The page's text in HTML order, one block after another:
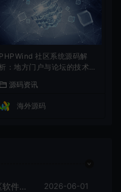
PHPWind 社区系统源码解
：地方门户与论坛的技术实
源码资讯
海外源码
唯美2026新版星域社区开源 社区软件三端APP源码 2026-06-01